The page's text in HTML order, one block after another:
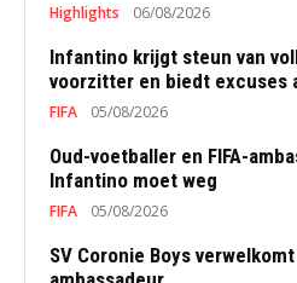
Highlights 06/08/2026
Infantino krijgt steun van
voorzitter en biedt excuses
FIFA 05/08/2026
Oud-voetballer en FIFA-
Infantino moet weg
FIFA 05/08/2026
SV Coronie Boys